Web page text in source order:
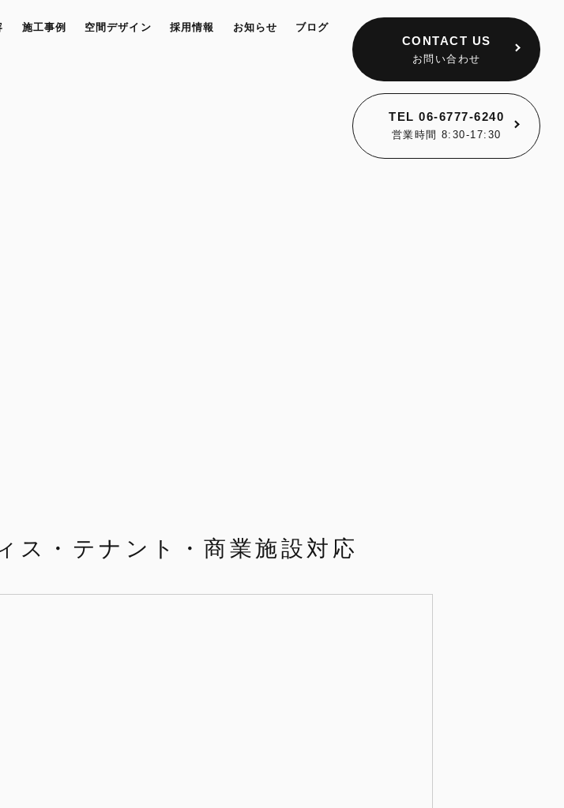
施工事例 空間デザイン 採用情報 お知らせ ブログ
CONTACT US
お問い合わせ
TEL06-6777-6240
営業時間 8:30-17:30
ス・テナント・商業施設対応